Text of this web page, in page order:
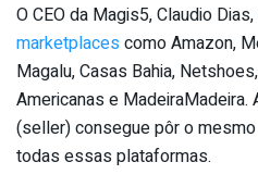
O CEO da Magis5, Claudio
marketplaces como Amazon,
Magalu, Casas Bahia,
Americanas e
(seller) consegue pôr o
todas essas plataformas.